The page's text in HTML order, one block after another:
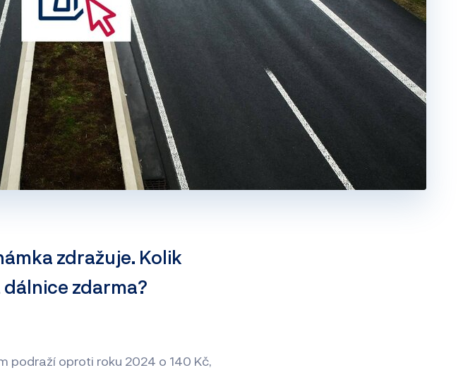
zdražuje. Kolik
zdarma?
podraží oproti roku 2024 o 140 Kč,